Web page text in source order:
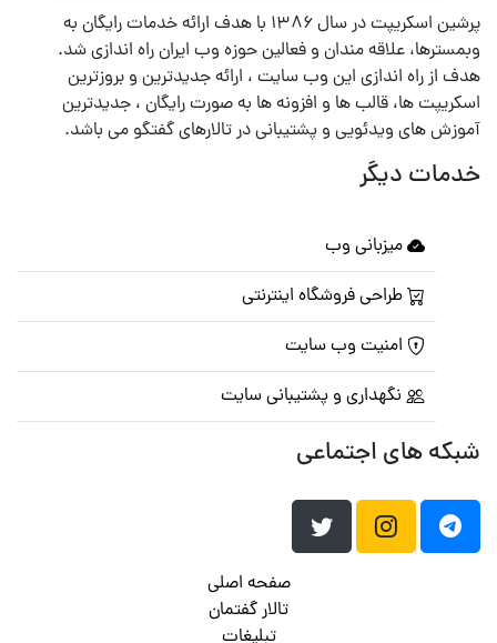
پرشین اسکریپت در سال ۱۳۸۶ با هدف ارائه خدمات رایگان به
وبمسترها، علاقه مندان و فعالین حوزه وب ایران راه اندازی شد.
هدف از راه اندازی این وب سایت ، ارائه جدیدترین و بروزترین
اسکریپت ها، قالب ها و افزونه ها به صورت رایگان ، جدیدترین
آموزش های ویدئویی و پشتیبانی در تالارهای گفتگو می باشد.
خدمات دیگر
میزبانی وب
طراحی فروشگاه اینترنتی
امنیت وب سایت
نگهداری و پشتیبانی سایت
شبکه های اجتماعی
صفحه اصلی
تالار گفتمان
تبلیغات